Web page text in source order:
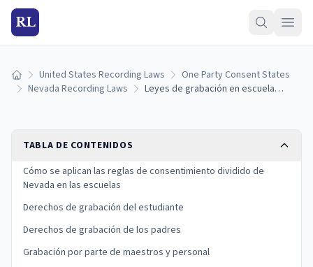
RL
Inicio United States Recording Laws
One Party Consent States
Nevada Recording Laws
Leyes de grabación en escuelas de Nevada: reglas para estudiantes, padres y maestros (2026)
TABLA DE CONTENIDOS
Cómo se aplican las reglas de consentimiento dividido de
Nevada en las escuelas
Derechos de grabación del estudiante
Derechos de grabación de los padres
Grabación por parte de maestros y personal